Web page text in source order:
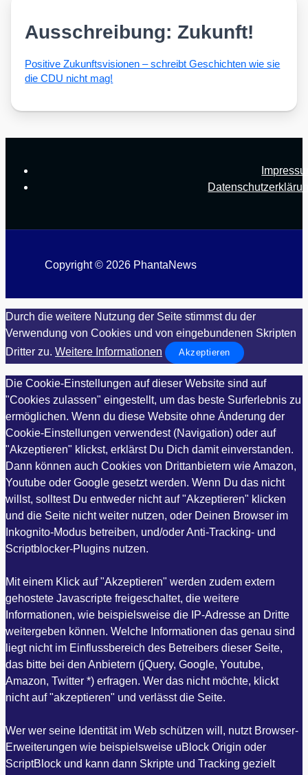
Ausschreibung: Zukunft!
Posi­ti­ve Zukunfts­vi­sio­nen – schreibt Geschich­ten wie sie
die CDU nicht mag!
Copyright © 2026 PhantaNews
Durch die weitere Nutzung der Seite stimmst du der
Verwendung von Cookies und von eingebundenen Skripten
Dritter zu. Weitere Informationen Akzeptieren
Die Cookie-Einstellungen auf dieser Website sind auf
"Cookies zulassen" eingestellt, um das beste Surferlebnis zu
ermöglichen. Wenn du diese Website ohne Änderung der
Cookie-Einstellungen verwendest (Navigation) oder auf
"Akzeptieren" klickst, erklärst Du Dich damit einverstanden.
Dann können auch Cookies von Drittanbietern wie Amazon,
Youtube oder Google gesetzt werden. Wenn Du das nicht
willst, solltest Du entweder nicht auf "Akzeptieren" klicken
und die Seite nicht weiter nutzen, oder Deinen Browser im
Inkognito-Modus betreiben, und/oder Anti-Tracking- und
Scriptblocker-Plugins nutzen.
Mit einem Klick auf "Akzeptieren" werden zudem extern
gehostete Javascripte freigeschaltet, die weitere
Informationen, wie beispielsweise die IP-Adresse an Dritte
weitergeben können. Welche Informationen das genau sind
liegt nicht im Einflussbereich des Betreibers dieser Seite,
das bitte bei den Anbietern (jQuery, Google, Youtube,
Amazon, Twitter *) erfragen. Wer das nicht möchte, klickt
nicht auf "akzeptieren" und verlässt die Seite.
Wer wer seine Identität im Web schützen will, nutzt Browser-
Erweiterungen wie beispielsweise uBlock Origin oder
ScriptBlock und kann dann Skripte und Tracking gezielt